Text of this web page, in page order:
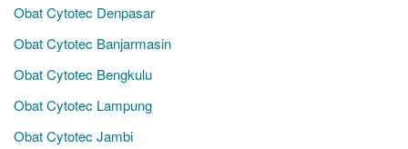
Obat Cytotec Denpasar
Obat Cytotec Banjarmasin
Obat Cytotec Bengkulu
Obat Cytotec Lampung
Obat Cytotec Jambi